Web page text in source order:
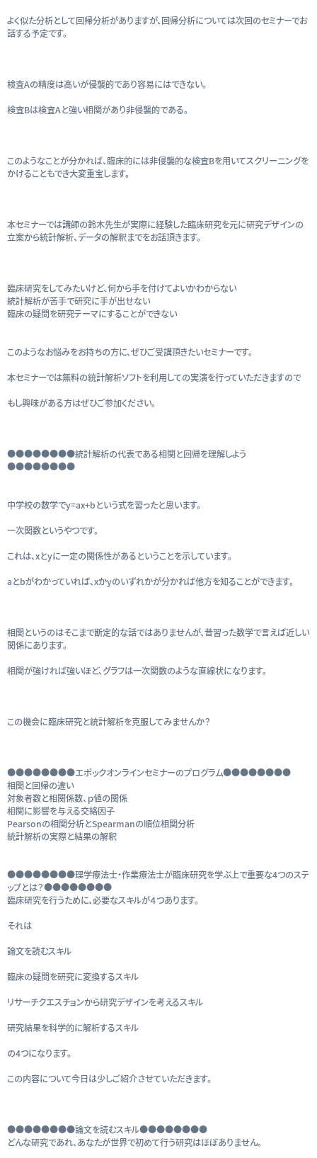
よく似た分析として回帰分析がありますが、回帰分析については次回のセミナーでお
話する予定です。
検査Aの精度は高いが侵襲的であり容易にはできない。
検査Bは検査Aと強い相関があり非侵襲的である。
このようなことが分かれば、臨床的には非侵襲的な検査Bを用いてスクリーニングを
かけることもでき大変重宝します。
本セミナーでは講師の鈴木先生が実際に経験した臨床研究を元に研究デザインの
立案から統計解析、データの解釈までをお話頂きます。
臨床研究をしてみたいけど、何から手を付けてよいかわからない
統計解析が苦手で研究に手が出せない
臨床の疑問を研究テーマにすることができない
このようなお悩みをお持ちの方に、ぜひご受講頂きたいセミナーです。
本セミナーでは無料の統計解析ソフトを利用しての実演を行っていただきますので
もし興味がある方はぜひご参加ください。
●●●●●●●●統計解析の代表である相関と回帰を理解しよう
●●●●●●●●
中学校の数学でy=ax+bという式を習ったと思います。
一次関数というやつです。
これは、xとyに一定の関係性があるということを示しています。
aとbがわかっていれば、xかyのいずれかが分かれば他方を知ることができます。
相関というのはそこまで断定的な話ではありませんが、昔習った数学で言えば近しい
関係にあります。
相関が強ければ強いほど、グラフは一次関数のような直線状になります。
この機会に臨床研究と統計解析を克服してみませんか？
●●●●●●●●エポックオンラインセミナーのプログラム●●●●●●●●
相関と回帰の違い
対象者数と相関係数、ｐ値の関係
相関に影響を与える交絡因子
Pearsonの相関分析とSpearmanの順位相関分析
統計解析の実際と結果の解釈
●●●●●●●●理学療法士・作業療法士が臨床研究を学ぶ上で重要な4つのステ
ップとは？●●●●●●●●
臨床研究を行うために、必要なスキルが４つあります。
それは
論文を読むスキル
臨床の疑問を研究に変換するスキル
リサーチクエスチョンから研究デザインを考えるスキル
研究結果を科学的に解析するスキル
の4つになります。
この内容について今日は少しご紹介させていただきます。
●●●●●●●●論文を読むスキル●●●●●●●●
どんな研究であれ、あなたが世界で初めて行う研究はほぼありません。